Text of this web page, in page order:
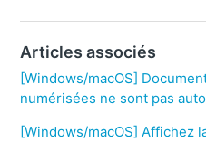
Articles associés
[Windows/macOS]
numérisées ne sont pas
[Windows/macOS] Affichez